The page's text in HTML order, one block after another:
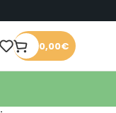
0,00€